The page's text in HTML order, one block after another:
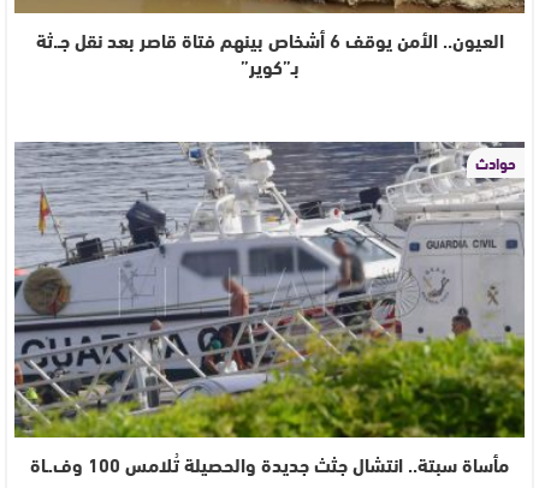
العيون.. الأمن يوقف 6 أشخاص بينهم فتاة قاصر بعد نقل جـ.ثة
بـ”كوير”
حوادث
مأساة سبتة.. انتشال جثث جديدة والحصيلة تُلامس 100 وف.ـاة